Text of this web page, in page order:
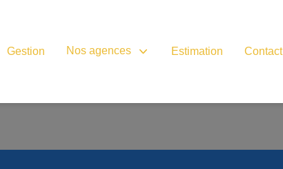
Gestion Nos agences Estimation Contact